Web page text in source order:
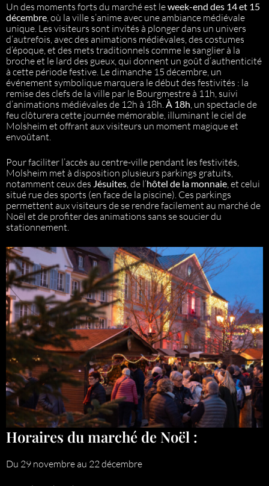
Un des moments forts du marché est leweek-end des 14 et 15
décembre, où la ville s’anime avec une ambiance médiévale
unique. Les visiteurs sont invités à plonger dans un univers
d’autrefois, avec des animations médiévales, des costumes
d’époque, et des mets traditionnels comme le sanglier à la
broche et le lard des gueux, qui donnent un goût d’authenticité
à cette période festive. Le dimanche 15 décembre, un
événement symbolique marquera le début des festivités : la
remise des clefs de la ville par le Bourgmestre à 11h, suivi
d’animations médiévales de 12h à 18h.À 18h, un spectacle de
feu clôturera cette journée mémorable, illuminant le ciel de
Molsheim et offrant aux visiteurs un moment magique et
envoûtant.
Pour faciliter l’accès au centre-ville pendant les festivités,
Molsheim met à disposition plusieurs parkings gratuits,
notamment ceux des Jésuites, de l’hôtel de la monnaie, et celui
situé rue des sports (en face de la piscine). Ces parkings
permettent aux visiteurs de se rendre facilement au marché de
Noël et de profiter des animations sans se soucier du
stationnement.
Horaires du marché de Noël :
Du 29 novembre au 22 décembre